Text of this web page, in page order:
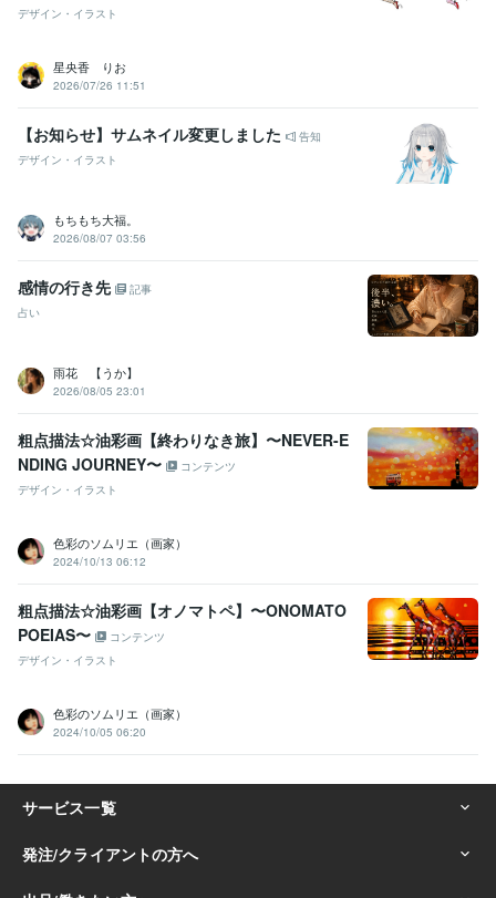
デザイン・イラスト
星央香 りお
2026/07/26 11:51
【お知らせ】サムネイル変更しました
告知
デザイン・イラスト
もちもち大福。
2026/08/07 03:56
感情の行き先
記事
占い
雨花 【うか】
2026/08/05 23:01
粗点描法☆油彩画【終わりなき旅】〜NEVER-E
NDING JOURNEY〜
コンテンツ
デザイン・イラスト
色彩のソムリエ（画家）
2024/10/13 06:12
粗点描法☆油彩画【オノマトペ】〜ONOMATO
POEIAS〜
コンテンツ
デザイン・イラスト
色彩のソムリエ（画家）
2024/10/05 06:20